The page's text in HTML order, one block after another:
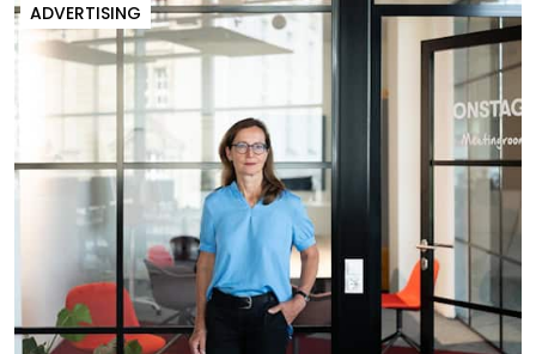
ADVERTISING